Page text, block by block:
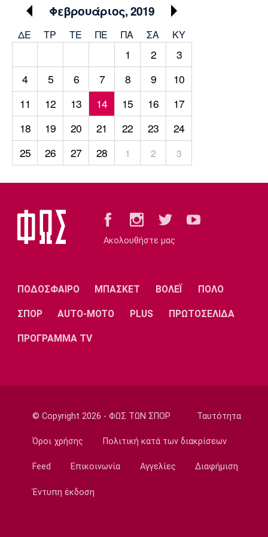
Πολιτισμός
Τραγούδια
Running
Media
Παρασκήνιο
Πρόγραμμα TV
Μπαρτσελόνα
Ρεάλ
Μαδρίτης
Ατλέτικο
Μαδρίτης
Γιουνάιτεντ
Ίντερ
Μπορούσια
Ντόρτμουντ
Παρί Σεν
Μαρσέιγ
Φεβρουάριος, 2019
ΔΕ ΤΡ TΕ ΠΕ ΠΑ ΣΑ ΚΥ
1 2
3
4
5 6 7 8 9
10
11
12 13 14 15 16
17
18
19 20 21 22 23
24
25
26 27 28 1 2 3
Ακολουθήστε μας
ΠΟΔΟΣΦΑΙΡΟ ΜΠΑΣΚΕΤ ΒΟΛΕΪ ΠΟΛΟ
ΣΠΟΡ AUTO-MOTO PLUS ΠΡΩΤΟΣΕΛΙΔΑ
ΠΡΟΓΡΑΜΜΑ TV
© Copyright 2026 - ΦΩΣ ΤΩΝ ΣΠΟΡ Ταυτότητα
Όροι χρήσης Πολιτική κατά των διακρίσεων
Feed Επικοινωνία Αγγελίες Διαφήμιση
Έντυπη έκδοση